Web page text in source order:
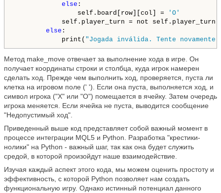
else :
self.board[row][col] =
'O'
self.player_turn = not self.player_turn
else :
print( "Jogada inválida. Tente
Метод make_move отвечает за выполнение хода в игре. Он
получает координаты строки и столбца, куда игрок намерен
сделать ход. Прежде чем выполнить ход, проверяется, пуста ли
клетка на игровом поле (' '). Если она пуста, выполняется ход, и
символ игрока ("X" или "O") помещается в ячейку. Затем очередь
игрока меняется. Если ячейка не пуста, выводится сообщение
"Недопустимый ход".
Приведенный выше код представляет собой важный момент в
процессе интеграции MQL5 и Python. Разработка "крестики-
нолики" на Python - важный шаг, так как она будет служить
средой, в которой произойдут наше взаимодействие.
Изучая каждый аспект этого кода, мы можем оценить простоту и
эффективность, с которой Python позволяет нам создать
функциональную игру. Однако истинный потенциал данного